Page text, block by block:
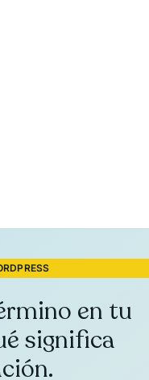
en tu
significa